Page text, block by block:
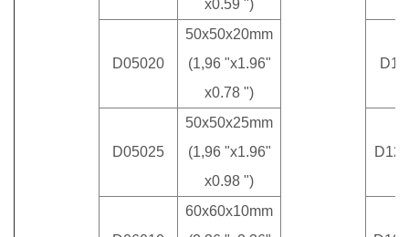
x0.59 ")
D05020
50x50x20mm
(1,96 "x1.96"
x0.78 ")
D05025
50x50x25mm
(1,96 "x1.96"
x0.98 ")
60x60x10mm